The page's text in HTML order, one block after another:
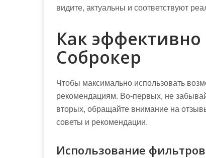
видите, актуальны и соответствуют
Как эффективно
Соброкер
Чтобы максимально использовать
рекомендациям. Во-первых, не
вторых, обращайте внимание на
советы и рекомендации.
Использование фильтров